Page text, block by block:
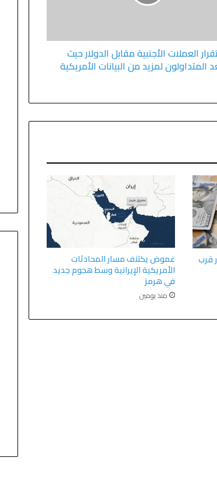
العملات الأجنبية مقابل الدولار حيث
المتداولون لمزيد من البيانات الأمريكية
قرب غموض يكتنف مسار المحادثات
الأمريكية الإيرانية وسط هجوم جديد
في هرمز
منذ يومين